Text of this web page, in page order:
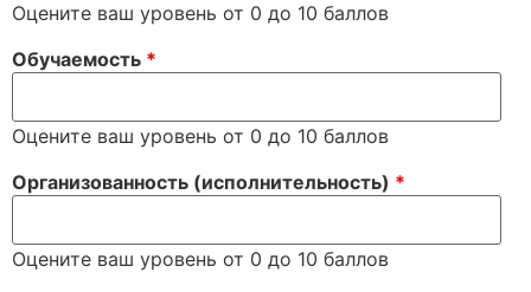
Оцените ваш уровень от 0 до 10 баллов
Обучаемость *
Оцените ваш уровень от 0 до 10 баллов
Организованность (исполнительность) *
Оцените ваш уровень от 0 до 10 баллов